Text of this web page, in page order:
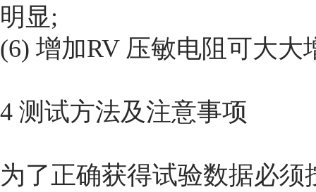
明显;
(6) 增加RV 压敏电阻可大大
4 测试方法及注意事项
为了正确获得试验数据必